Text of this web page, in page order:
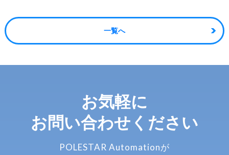
一覧へ
お気軽に
お問い合わせください
POLESTAR Automationが